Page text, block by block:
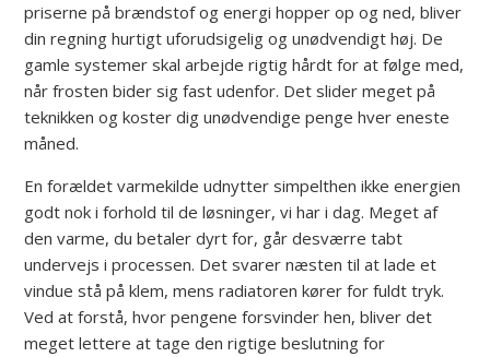
priserne på brændstof og energi hopper op og ned, bliver
din regning hurtigt uforudsigelig og unødvendigt høj. De
gamle systemer skal arbejde rigtig hårdt for at følge med,
når frosten bider sig fast udenfor. Det slider meget på
teknikken og koster dig unødvendige penge hver eneste
måned.
En forældet varmekilde udnytter simpelthen ikke energien
godt nok i forhold til de løsninger, vi har i dag. Meget af
den varme, du betaler dyrt for, går desværre tabt
undervejs i processen. Det svarer næsten til at lade et
vindue stå på klem, mens radiatoren kører for fuldt tryk.
Ved at forstå, hvor pengene forsvinder hen, bliver det
meget lettere at tage den rigtige beslutning for